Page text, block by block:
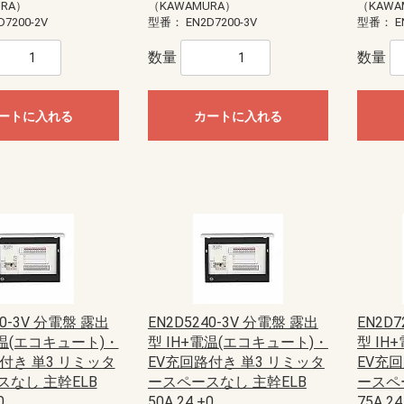
プ）
イエロー
トラ
防護カバー ジョイントタイプ
オーバーラップタイプ丸型ケーブ
オーバーラップタイプSSケーブル
カバー
トゲつきシート
護カバー
カバー
リーブ
【CKS】電線直締用
【CKL】圧着端子用
【CBS】バック式
【DCS】切換
【DBS】バック式切換
ORZ形屋外用キャビネット
ステンレス屋外用キャビネット
盤用キャビネット
主幹：ELB
ラックオプション
【HP-J】一次送り
【TBE】固定式（経済形）
【TBF-J】ブレーカ用(経済形)
【TBF-W】ブレーカ用(経済形)
【TBJ】分岐（一種耐熱登録品）
【TBN】ニュートラル端子
【TBP】電力用
【TBS】スタッド（一種耐熱登録
品）
【TBT】二段形
【TBZ・TBZ-A】ブレーカ用(直結
端子形・リペア端子形)
【TBZ-E】アース用(直締端子形)
【TK】協約形
オプション
汎用タイプ
高性能タイプ
仮設ボックス
コントロールボックス（小型FA
用）
情報通信ボックス
プルボックス
エンクローズドブレーカ
サーキットブレーカ
プラグインブレーカ
漏電ブレーカ
ドッキング
エクステンダー
BTヘッドセット
ビーコン
USB季節商品
USBグッズ
ゲーム関連
LED
ドッキングステーション
拡声器
NFC
メディアプレーヤー
ラミネータ
BTヘッドセット・アダプタ
スキャナ
カメラ
その他ペリフェラル
プレゼンテーション
コードリーダー
KVM
スピーカー
シュレッダー
NFC・ビーコン
ヘッドホン・マイク
キーボード
マウス
USBハブ
カードリーダー
USBコンバータ他
テンキー
分配器
切替器(KVM以外)
モバイルバッテリー
ACアダプタ
タップ
HDMIケーブル
変換アダプタ
変換アダプタ他
電話ケーブル・アダプタ
IEEE1394ケーブル
SCSIケーブル
USBケーブル
プリンタケーブル
AVケーブル
RS-232Cケーブル
その他ケーブル
モニタケーブル
アダプタ他
用紙
インクジェットラベル
レーザー用紙
レーザーラベル
手作り用紙
インク
その他用紙
インクジェット用紙
マルチラベル
タブレットケース
タッチペン
マウスアクセサリー
車載アクセサリー
リストレスト
フィルター
メモリーケース
バッグ
スマートフォン
インナー・クッション
タブレット
メモリーケース
電子辞書
スタンド
各種カバー
PDA
メディアケース
カメラアクセサリ
データホルダー
保護フィルム
クリーナー
セキュリティ用品
キーボードカバー
耐震グッズ
マウスパッド
ケーブルアクセサリ
LAN機器
光ケーブル他
LANケーブル
LANケーブル用機器
ノートクーラー
DOS/Vパーツ
通信用
電話用
ラグ
・治具他
チ
三菱電機
パナソニック電工
三菱電機
パナソニック電工
業務用有圧換気扇
有圧換気扇システム部材
ァン 三菱電機
パナソニック電工
ン ストレートシロッコファン24時間
ストレートシロッコファン
片吸込形シロッコファン
ァン 三菱電機
パナソニック電工
三菱電機
パナソニック電工
産業用送風機システム部材
6畳用
8畳用
10畳用
12畳用
14畳用
16畳用
18畳用
20畳用
23畳用
26畳用
29畳用
6畳用
8畳用
10畳用
12畳用
14畳用
18畳用
20畳用
23畳用
26畳用
29畳用
ンセット品
シュ スモークナビ搭載シリーズ
フラットシリーズ
コンパクトタイプ
交換用フィルター
）
2V
トに入れる
（KAWAMURA）
型番： EN2D7200-3V
数量
カートに入れる
（
型番：
数量
3V 分電盤 露出
(エコキュート)・
き 単3 リミッタ
なし 主幹ELB
EN2D5240-3V 分電盤 露出
型 IH+電温(エコキュート)・
EV充回路付き 単3 リミッタ
ースペースなし 主幹ELB
型 IH+
EV充
ースペ